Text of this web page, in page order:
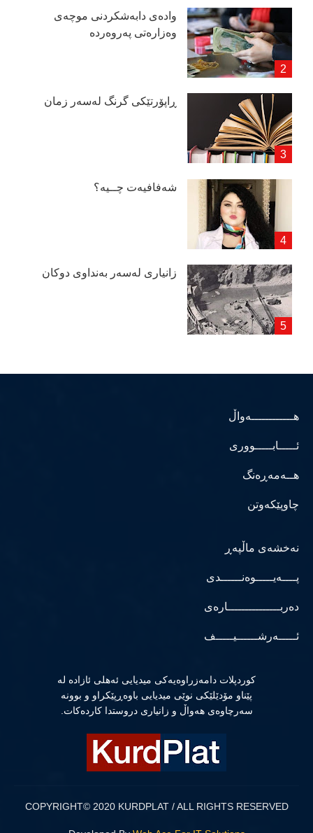
وادەی دابەشكردنی موچەی
وەزارەتی پەروەردە
ڕاپۆرتێكی گرنگ لەسەر زمان
شەفافیەت چــیە؟
زانیاری لەسەر بەنداوی دوكان
هــــــــــــەواڵ
ئـــــابـــــووری
هــەمەڕەنگ
چاوپێکەوتن
نەخشەی ماڵپەڕ
پــــەیـــــوەنــــــدی
دەربـــــــــــــــارەی
ئـــــەرشــــــیـــــف
كوردپلات دامەزراوەیەكی میدیایی ئەهلی ئازادە لە
پێناو مۆدێلێكی نوێی میدیایی باوەڕپێكراو و بوونە
سەرچاوەی هەواڵ و زانیاری دروستدا كاردەكات.
COPYRIGHT© 2020 KURDPLAT / ALL RIGHTS RESERVED